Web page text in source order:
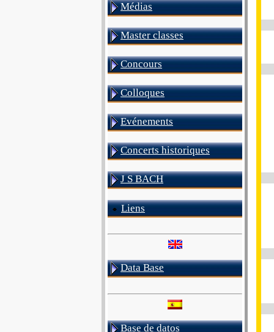
Médias
Master classes
Concours
Colloques
Evénements
Concerts historiques
J S BACH
Liens
Data Base
Base de datos